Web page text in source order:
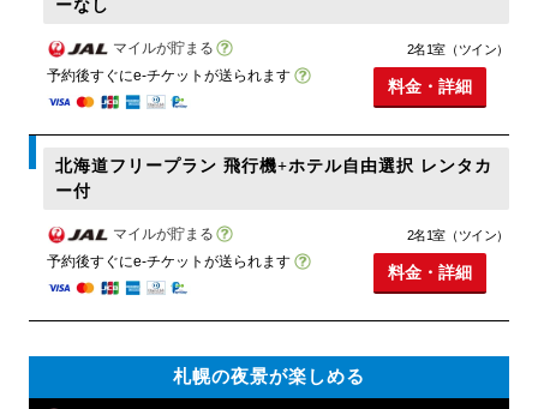
ーなし
マイルが貯まる
予約後すぐにe-チケットが送られます
2名1室（ツイン）
料金・詳細
北海道フリープラン 飛行機+ホテル自由選択 レンタカ
ー付
マイルが貯まる
予約後すぐにe-チケットが送られます
2名1室（ツイン）
料金・詳細
札幌の夜景が楽しめる